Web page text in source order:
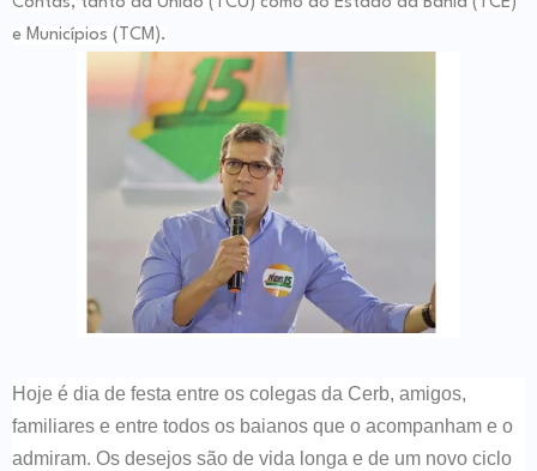
e Municípios (TCM).
Hoje é dia de festa entre os colegas da Cerb, amigos,
familiares e entre todos os baianos que o acompanham e o
admiram. Os desejos são de vida longa e de um novo ciclo